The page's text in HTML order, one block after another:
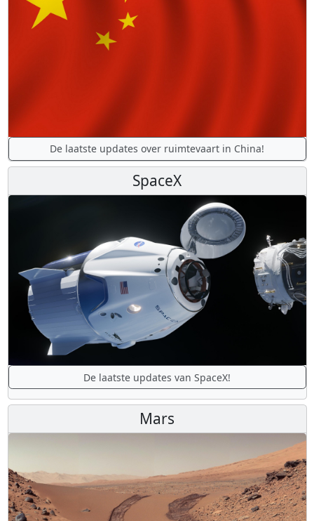
De laatste updates over ruimtevaart in China!
SpaceX
De laatste updates van SpaceX!
Mars